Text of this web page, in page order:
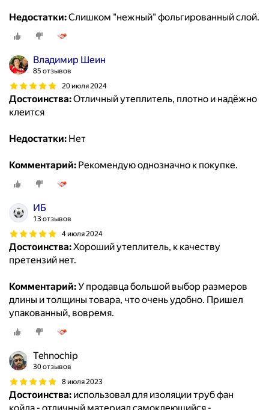
Недостатки:Слишком "нежный" фольгированный слой.
Владимир Шеин
85 отзывов
20 июля 2024
Достоинства:Отличный утеплитель, плотно и надёжно
клеится
Недостатки: Нет
Комментарий: Рекомендую однозначно к покупке.
ИБ
13 отзывов
4 июля 2024
Достоинства:Хороший утеплитель, к качеству
претензий нет.
Комментарий:У продавца большой выбор размеров
длины и толщины товара, что очень удобно. Пришел
упакованный, вовремя.
Tehnochip
30 отзывов
8 июля 2023
Достоинства: использовал для изоляции труб фан